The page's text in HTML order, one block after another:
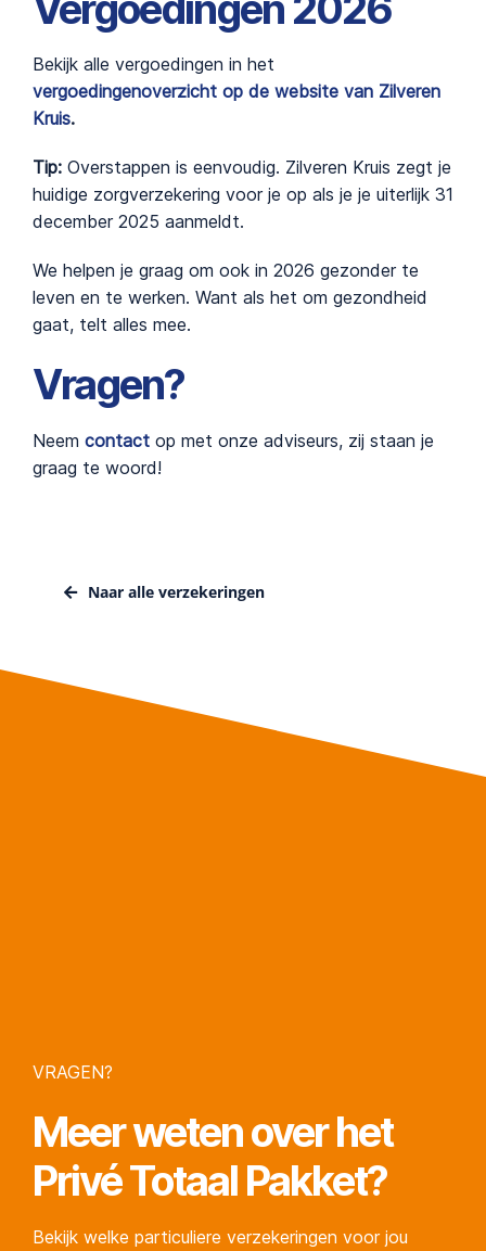
Bekijk alle vergoedingen in het
vergoedingenoverzicht op de website van Zilveren
Kruis.
Tip: Overstappen is eenvoudig. Zilveren Kruis zegt je
huidige zorgverzekering voor je op als je je uiterlijk 31
december 2025 aanmeldt.
We helpen je graag om ook in 2026 gezonder te
leven en te werken. Want als het om gezondheid
gaat, telt alles mee.
Vragen?
Neem contact op met onze adviseurs, zij staan je
graag te woord!
Naar alle verzekeringen
VRAGEN?
Meer weten over het
Privé Totaal Pakket?
Bekijk welke particuliere verzekeringen voor jou